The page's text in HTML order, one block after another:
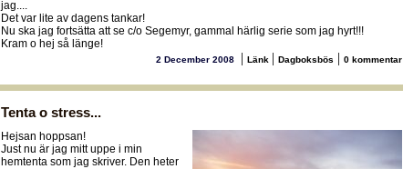
jag....
Det var lite av dagens tankar!
Nu ska jag fortsätta att se c/o Segemyr, gammal härlig serie som jag hyrt!!!
Kram o hej så länge!
2 December 2008 | Länk | Dagboksbös | 0 kommentar
Tenta o stress...
Hejsan hoppsan!
Just nu är jag mitt uppe i min
hemtenta som jag skriver. Den heter